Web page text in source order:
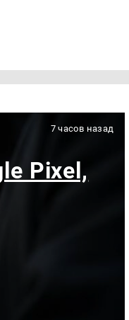
7 часов назад
Pixel,